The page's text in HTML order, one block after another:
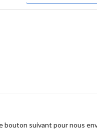
suivant pour nous